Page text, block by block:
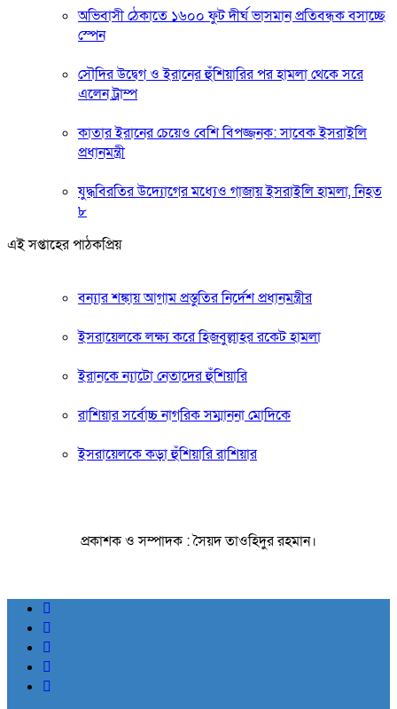
অভিবাসী ঠেকাতে ১৬০০ ফুট দীর্ঘ ভাসমান প্রতিবন্ধক বসাচ্ছে
স্পেন
সৌদির উদ্বেগ ও ইরানের হুঁশিয়ারির পর হামলা থেকে সরে
এলেন ট্রাম্প
কাতার ইরানের চেয়েও বেশি বিপজ্জনক: সাবেক ইসরাইলি
প্রধানমন্ত্রী
যুদ্ধবিরতির উদ্যোগের মধ্যেও গাজায় ইসরাইলি হামলা, নিহত
৮
এই সপ্তাহের পাঠকপ্রিয়
বন্যার শঙ্কায় আগাম প্রস্তুতির নির্দেশ প্রধানমন্ত্রীর
ইসরায়েলকে লক্ষ্য করে হিজবুল্লাহর রকেট হামলা
ইরানকে ন্যাটো নেতাদের হুঁশিয়ারি
রাশিয়ার সর্বোচ্চ নাগরিক সম্মাননা মোদিকে
ইসরায়েলকে কড়া হুঁশিয়ারি রাশিয়ার
প্রকাশক ও সম্পাদক : সৈয়দ তাওহিদুর রহমান।